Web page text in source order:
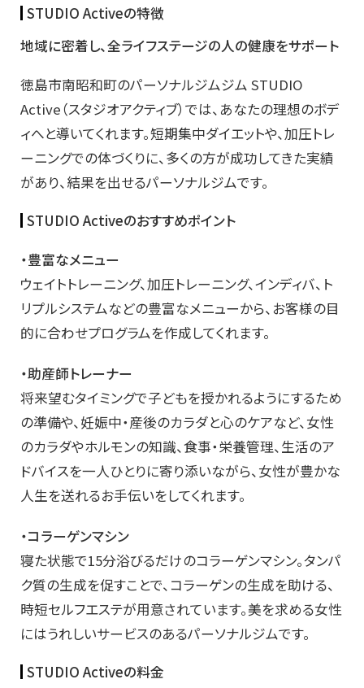
STUDIO Activeの特徴
地域に密着し、全ライフステージの人の健康をサポート
徳島市南昭和町のパーソナルジムジム STUDIO
Active（スタジオアクティブ）では、あなたの理想のボデ
ィへと導いてくれます。短期集中ダイエットや、加圧トレ
ーニングでの体づくりに、多くの方が成功してきた実績
があり、結果を出せるパーソナルジムです。
STUDIO Activeのおすすめポイント
・豊富なメニュー
ウェイトトレーニング、加圧トレーニング、インディバ、ト
リプルシステムなどの豊富なメニューから、お客様の目
的に合わせプログラムを作成してくれます。
・助産師トレーナー
将来望むタイミングで子どもを授かれるようにするため
の準備や、妊娠中・産後のカラダと心のケアなど、女性
のカラダやホルモンの知識、食事・栄養管理、生活のア
ドバイスを一人ひとりに寄り添いながら、女性が豊かな
人生を送れるお手伝いをしてくれます。
・コラーゲンマシン
寝た状態で15分浴びるだけのコラーゲンマシン。タンパ
ク質の生成を促すことで、コラーゲンの生成を助ける、
時短セルフエステが用意されています。美を求める女性
にはうれしいサービスのあるパーソナルジムです。
STUDIO Activeの料金